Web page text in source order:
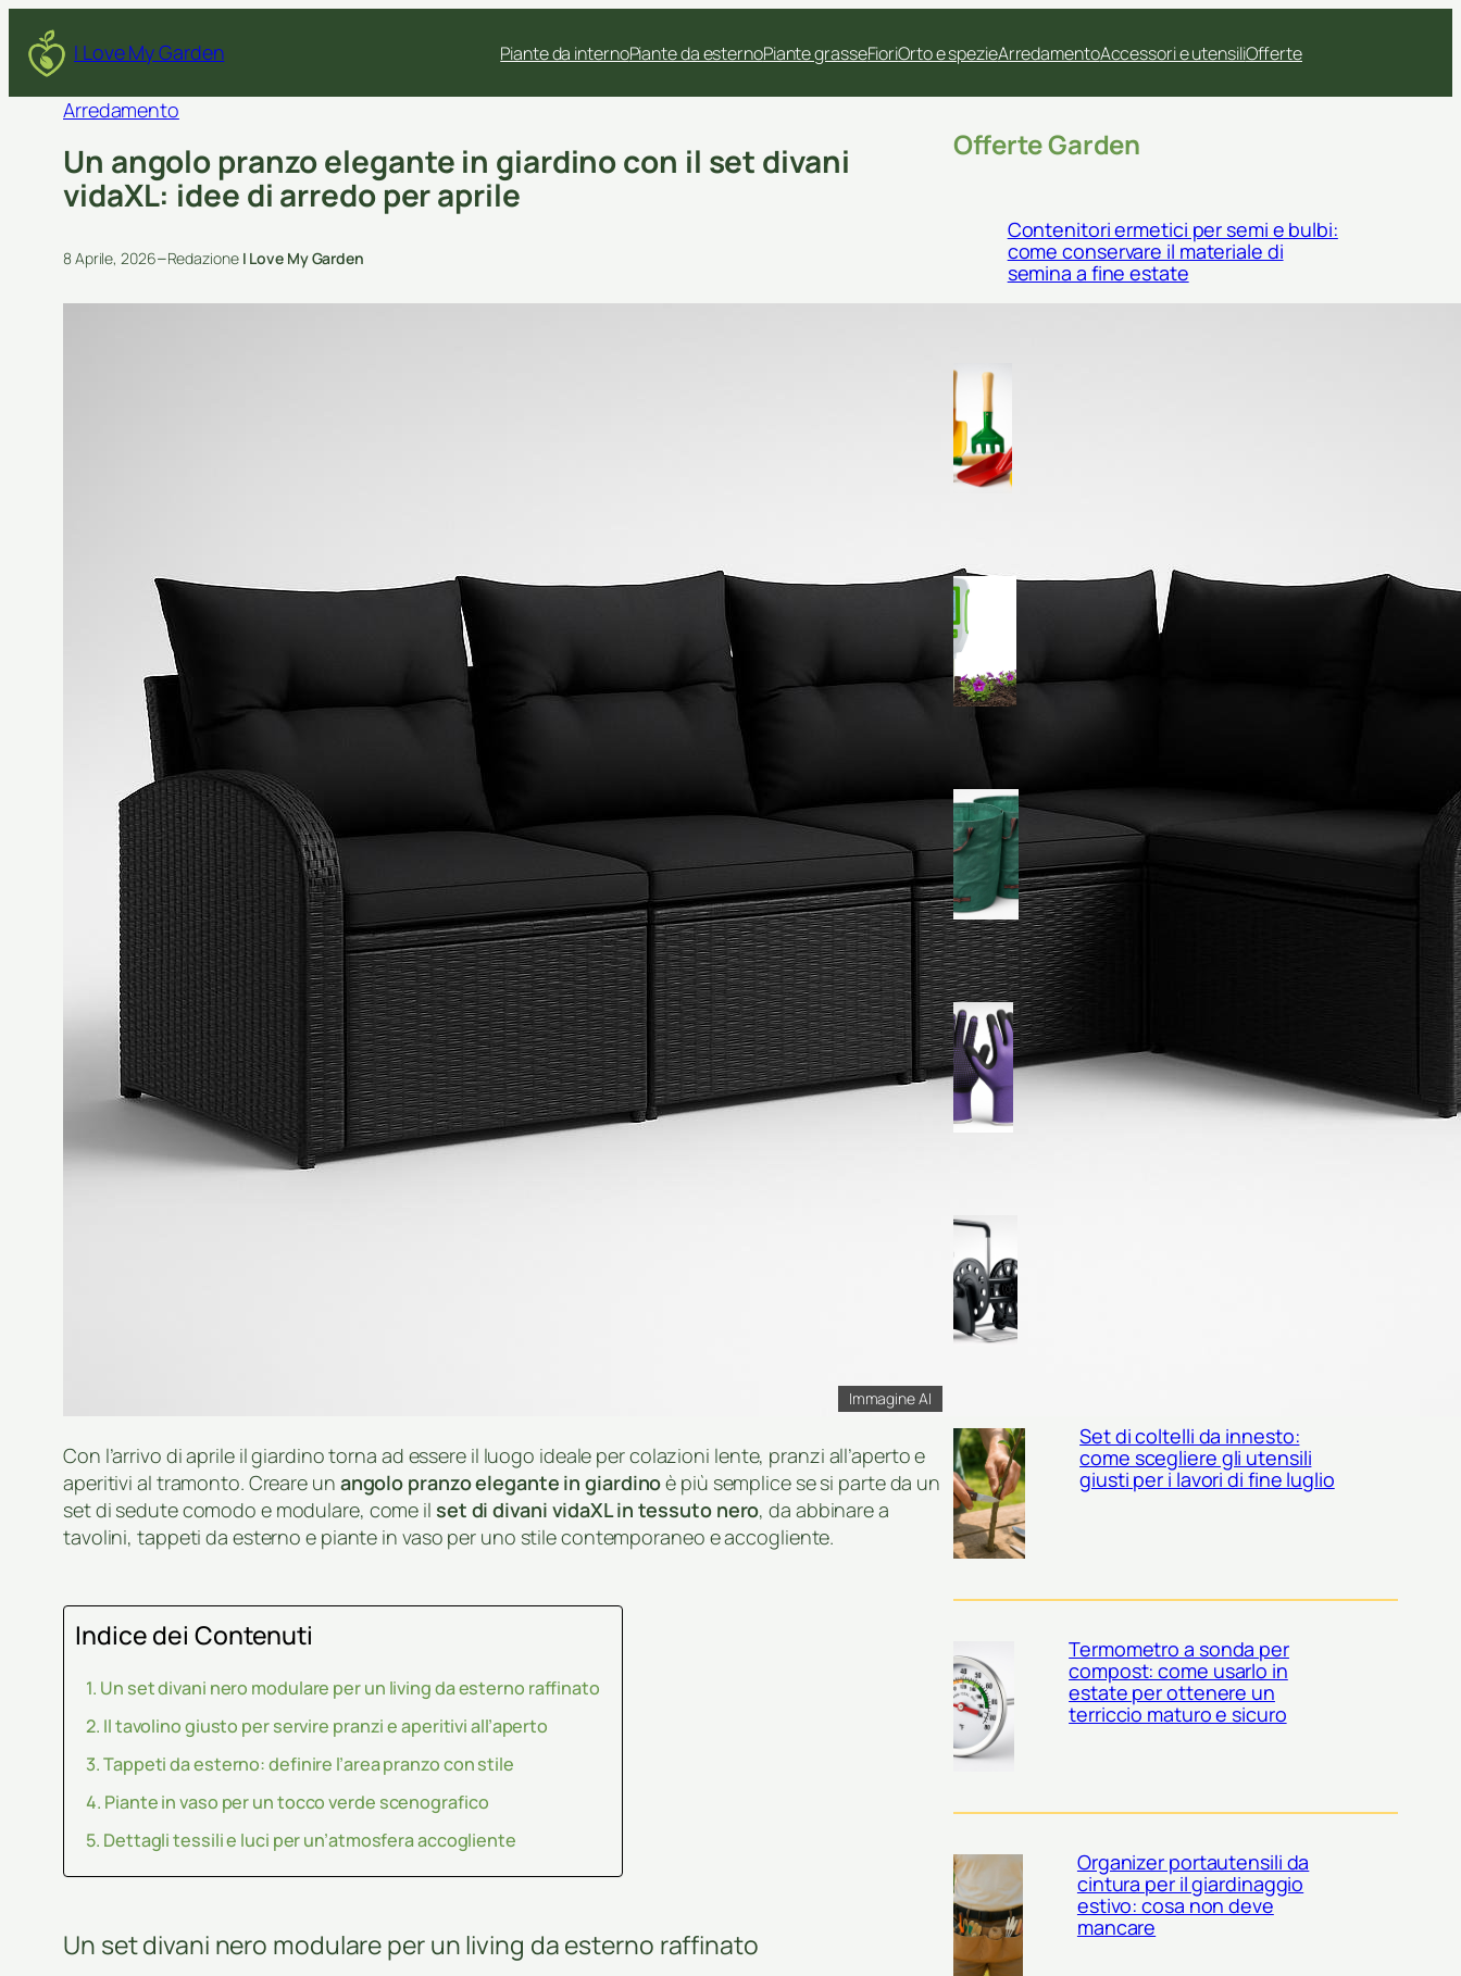
I Love My Garden Piante da internoPiante da esternoPiante grasseFioriOrto e spezieArredamentoAccessori e utensiliOfferte
Arredamento
Un angolo pranzo elegante in giardino con il set divani
vidaXL: idee di arredo per aprile
8 Aprile, 2026–Redazione I Love My Garden
Immagine AI
Con l’arrivo di aprile il giardino torna ad essere il luogo ideale per colazioni lente, pranzi all’aperto e
aperitivi al tramonto. Creare un angolo pranzo elegante in giardinoè più semplice se si parte da un
set di sedute comodo e modulare, come il set di divani vidaXL in tessuto nero, da abbinare a
tavolini, tappeti da esterno e piante in vaso per uno stile contemporaneo e accogliente.
Indice dei Contenuti
Un set divani nero modulare per un living da esterno raffinato
Il tavolino giusto per servire pranzi e aperitivi all’aperto
Tappeti da esterno: definire l’area pranzo con stile
Piante in vaso per un tocco verde scenografico
Dettagli tessili e luci per un’atmosfera accogliente
Un set divani nero modulare per un living da esterno raffinato
Offerte Garden
Contenitori ermetici per semi e bulbi:
come conservare il materiale di
semina a fine estate
Come scegliere un misuratore
portatile di salinità del terreno
per orto e giardino in piena
estate
Sacchi riutilizzabili per sfalci e
foglie: come scegliere le
borse da giardino giuste per
l’estate
Guanti da raccolta per frutta di
modello giusto per mele,
prugne e fichi
Set di coltelli da innesto:
come scegliere gli utensili
giusti per i lavori di fine luglio
Termometro a sonda per
compost: come usarlo in
estate per ottenere un
terriccio maturo e sicuro
Organizer portautensili da
cintura per il giardinaggio
estivo: cosa non deve
mancare